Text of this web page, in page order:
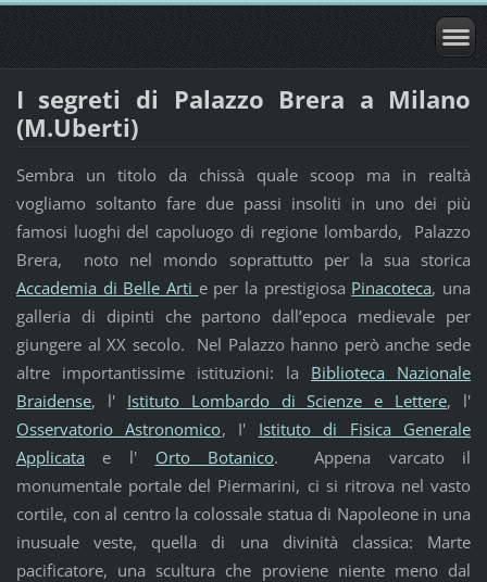
I segreti di Palazzo Brera a Milano
(M.Uberti)
Sembra un titolo da chissà quale scoop ma in realtà
vogliamo soltanto fare due passi insoliti in uno dei più
famosi luoghi del capoluogo di regione lombardo, Palazzo
Brera, noto nel mondo soprattutto per la sua storica
Accademia di Belle Arti e per la prestigiosa Pinacoteca, una
galleria di dipinti che partono dall’epoca medievale per
giungere al XX secolo. Nel Palazzo hanno però anche sede
altre importantissime istituzioni: la Biblioteca Nazionale
Braidense, l' Istituto Lombardo di Scienze e Lettere, l'
Osservatorio Astronomico, I' Istituto di Fisica Generale
Applicata e l' Orto Botanico. Appena varcato il
monumentale portale del Piermarini, ci si ritrova nel vasto
cortile, con al centro la colossale statua di Napoleone in una
inusuale veste, quella di una divinità classica: Marte
pacificatore, una scultura che proviene niente meno dal